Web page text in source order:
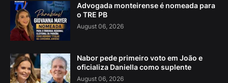
Advogada monteirense é nomeada para
o TRE PB
August 06, 2026
Nabor pede primeiro voto em João e
oficializa Daniella como suplente
August 06, 2026